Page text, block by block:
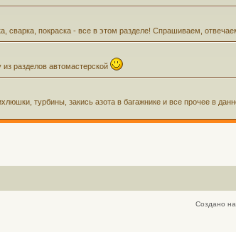
сварка, покраска - все в этом разделе! Спрашиваем,
разделов автомастерской
турбины, закись азота в багажнике и все прочее в
Создано